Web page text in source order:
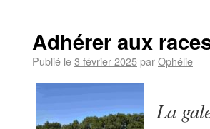
Adhérer aux
Publié le3 février 2025parOphélie
La